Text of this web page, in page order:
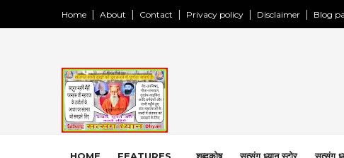
Home About Contact Privacy policy Disclaimer Blog